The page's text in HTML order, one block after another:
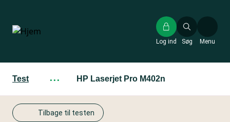
hovedindhold
Søg
Log ind Menu
Test ··· HP Laserjet Pro M402n
Tilbage til testen